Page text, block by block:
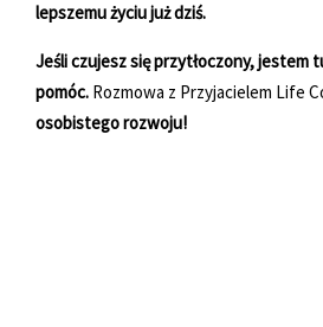
lepszemu życiu już dziś.
Jeśli czujesz się przytłoczony, jestem
pomóc. Rozmowa z Przyjacielem Life
osobistego rozwoju!